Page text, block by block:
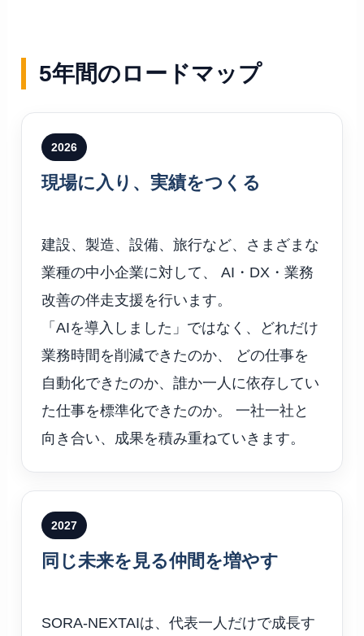
5年間のロードマップ
2026
現場に入り、実績をつくる
建設、製造、設備、旅行など、さまざまな
業種の中小企業に対して、 AI・DX・業務
改善の伴走支援を行います。
「AIを導入しました」ではなく、どれだけ
業務時間を削減できたのか、 どの仕事を
自動化できたのか、誰か一人に依存してい
た仕事を標準化できたのか。 一社一社と
向き合い、成果を積み重ねていきます。
2027
同じ未来を見る仲間を増やす
SORA-NEXTAIは、代表一人だけで成長す